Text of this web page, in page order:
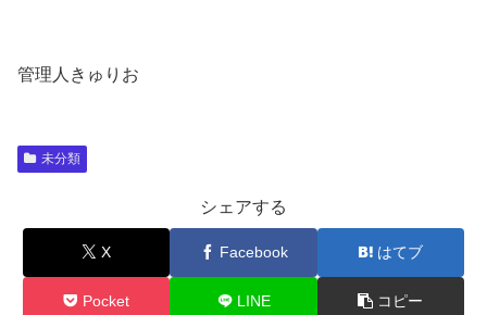
管理人きゅりお
未分類
シェアする
X Facebook はてブ
Pocket LINE コピー